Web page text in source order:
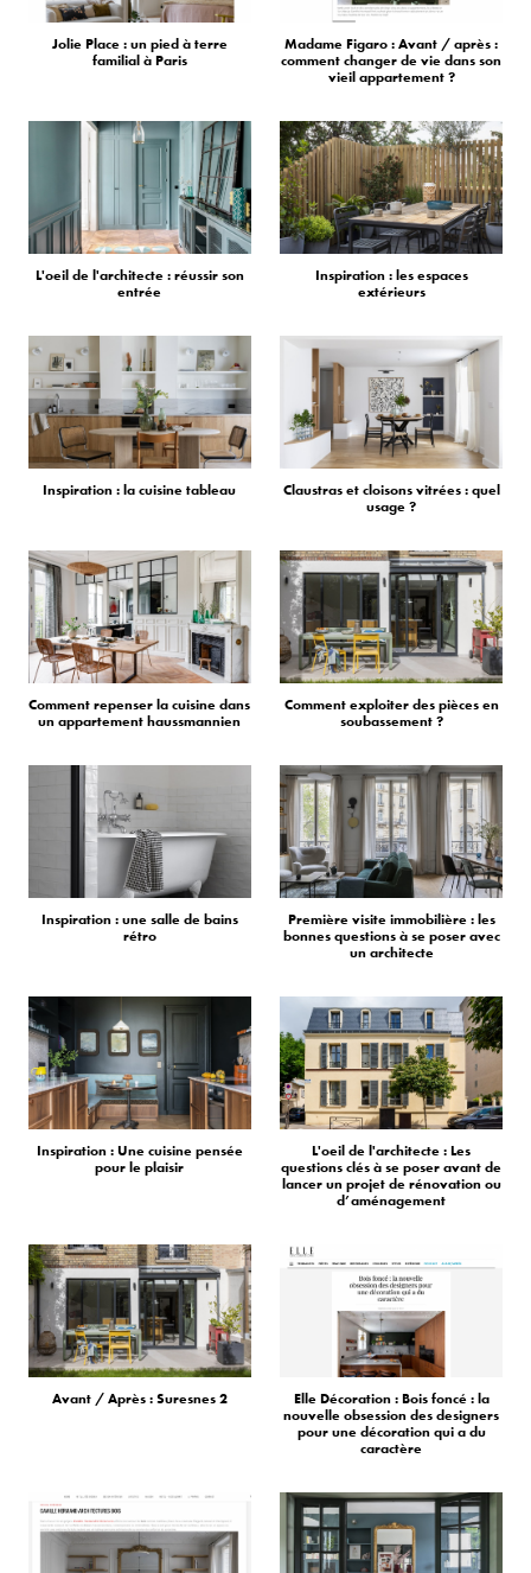
Jolie Place : un pied à terre
familial à Paris
Madame Figaro : Avant / après :
comment changer de vie dans son
vieil appartement ?
L'oeil de l'architecte : réussir son
entrée
Inspiration : les espaces
extérieurs
Inspiration : la cuisine tableau
Claustras et cloisons vitrées : quel
usage ?
Comment repenser la cuisine dans
un appartement haussmannien
Comment exploiter des pièces en
soubassement ?
Inspiration : une salle de bains
rétro
Première visite immobilière : les
bonnes questions à se poser avec
un architecte
Inspiration : Une cuisine pensée
pour le plaisir
L'oeil de l'architecte : Les
questions clés à se poser avant de
lancer un projet de rénovation ou
d’aménagement
Avant / Après : Suresnes 2
Elle Décoration : Bois foncé : la
nouvelle obsession des designers
pour une décoration qui a du
caractère